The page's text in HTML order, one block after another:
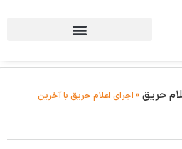
حریق»اجرای اعلام حریق با آخرین